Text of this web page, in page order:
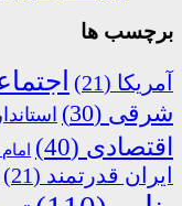
برچسب ها
آمریکا (21)
شرقی (30)
اقتصادی (40)
ایران قدرتمند (21)